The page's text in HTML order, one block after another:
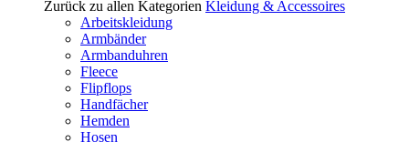
Zurück zu allen Kategorien Kleidung & Accessoires
Arbeitskleidung
Armbänder
Armbanduhren
Fleece
Flipflops
Handfächer
Hemden
Hosen